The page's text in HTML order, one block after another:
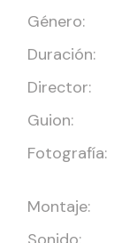
Género:
Duración:
Director:
Guion:
Fotografía:
Montaje: